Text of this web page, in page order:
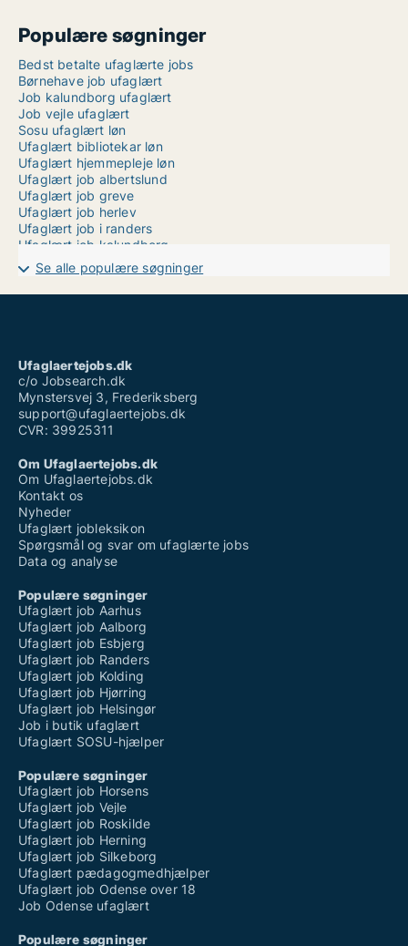
Populære søgninger
Bedst betalte ufaglærte jobs
Børnehave job ufaglært
Job kalundborg ufaglært
Job vejle ufaglært
Sosu ufaglært løn
Ufaglært bibliotekar løn
Ufaglært hjemmepleje løn
Ufaglært job albertslund
Ufaglært job greve
Ufaglært job herlev
Ufaglært job i randers
Ufaglært job kalundborg
Ufaglært maskinfører
Ufaglært montør løn
Ufaglært omsorgsmedhjælper
Ufaglært sundhedshjælper løn
Vikar hjemmepleje ufaglært
Se alle populære søgninger
Ufaglaertejobs.dk
c/o Jobsearch.dk
Mynstersvej 3, Frederiksberg
support@ufaglaertejobs.dk
CVR: 39925311
Om Ufaglaertejobs.dk
Om Ufaglaertejobs.dk
Kontakt os
Nyheder
Ufaglært jobleksikon
Spørgsmål og svar om ufaglærte jobs
Data og analyse
Populære søgninger
Ufaglært job Aarhus
Ufaglært job Aalborg
Ufaglært job Esbjerg
Ufaglært job Randers
Ufaglært job Kolding
Ufaglært job Hjørring
Ufaglært job Helsingør
Job i butik ufaglært
Ufaglært SOSU-hjælper
Populære søgninger
Ufaglært job Horsens
Ufaglært job Vejle
Ufaglært job Roskilde
Ufaglært job Herning
Ufaglært job Silkeborg
Ufaglært pædagogmedhjælper
Ufaglært job Odense over 18
Job Odense ufaglært
Populære søgninger